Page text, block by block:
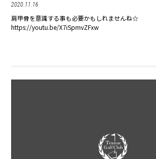
2020.11.16
肩甲骨を意識する事も必要かもしれませんね☆
https://youtu.be/X7iSpmvZFxw